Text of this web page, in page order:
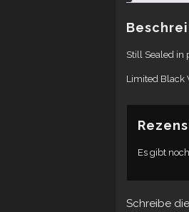
Still Sealed in
Limited Black
Es gibt
Schreibe